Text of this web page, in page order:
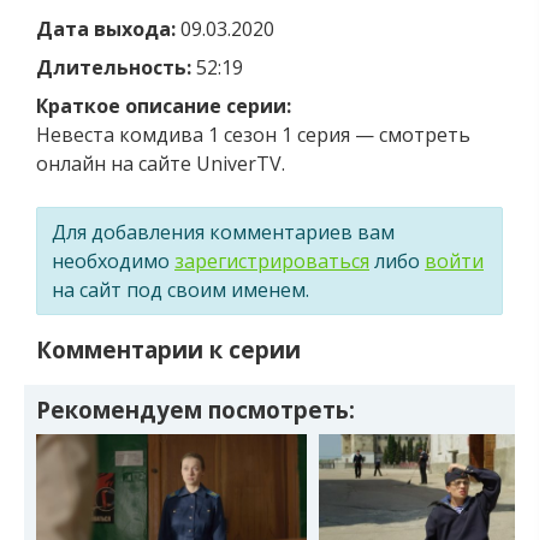
Дата выхода:09.03.2020
Длительность:52:19
Краткое описание серии:
Невеста комдива 1 сезон 1 серия — смотреть
онлайн на сайте UniverTV.
Для добавления комментариев вам
необходимо зарегистрироваться либо войти
на сайт под своим именем.
Комментарии к серии
Рекомендуем посмотреть: